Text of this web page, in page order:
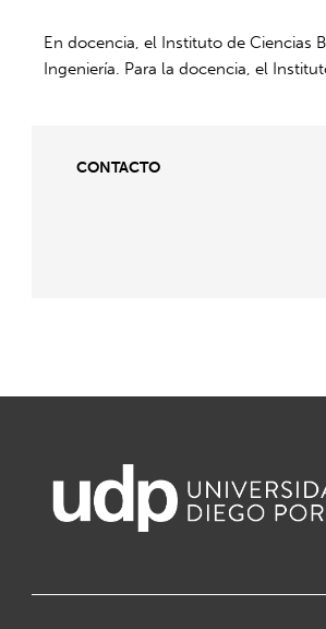
En docencia, el Instituto de Ciencias
Ingeniería. Para la docencia, el
CONTACTO